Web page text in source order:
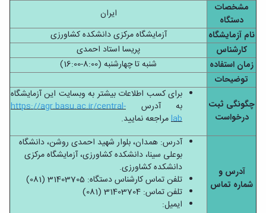
مشخصات
دستگاه
ایران
نام آزمایشگاه آزمایشگاه مرکزی دانشکده کشاورزی
کارشناس پریسا استاد احمدی
زمان استفاده شنبه تا چهارشنبه (8:00-16:00)
توضیحات
چگونگی ثبت
درخواست
برای کسب اطلاعات بیشتر به وبسایت این آزمایشگاه
به آدرس https://agr.basu.ac.ir/central-
labمراجعه نمایید.
آدرس و
شماره تماس
آدرس: همدان، بلوار شهید احمدی روشن، دانشگاه
بوعلی سینا، دانشکده کشاورزی، آزمایشگاه مرکزی
دانشکده کشاورزی.
تلفن تماس کارشناس دستگاه: 31403705 (081)
تلفن تماس: 31403704 (081)
ایمیل: